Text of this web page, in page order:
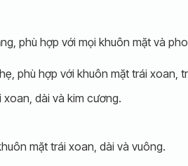
phù hợp với mọi khuôn mặt và
phù hợp với khuôn mặt trái xoan,
dài và kim cương.
mặt trái xoan, dài và vuông.